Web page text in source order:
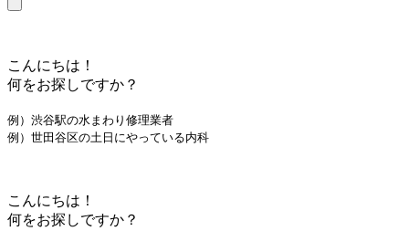
こんにちは！
何をお探しですか？
例）渋谷駅の水まわり修理業者
例）世田谷区の土日にやっている内科
こんにちは！
何をお探しですか？